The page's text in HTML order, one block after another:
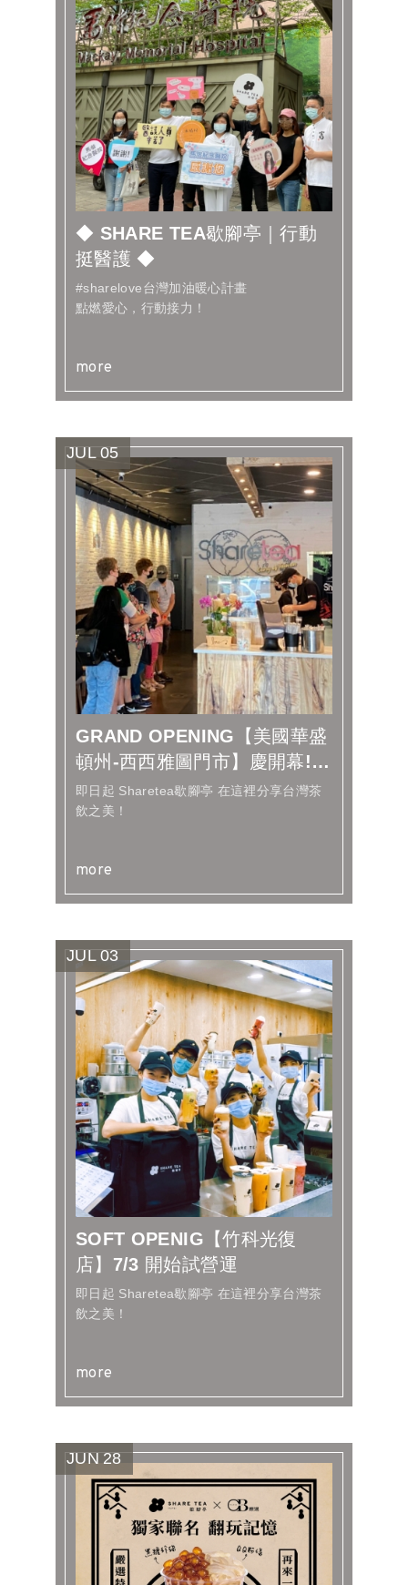
◆ SHARE TEA歇腳亭｜行動
挺醫護 ◆​
#sharelove台灣加油暖心計畫​
點燃愛心，行動接力！​
more
JUL 05
GRAND OPENING【美國華盛
頓州-西西雅圖門市】慶開幕!
Sharete...
即日起 Sharetea歇腳亭 在這裡分享台灣茶
飲之美！
more
JUL 03
SOFT OPENIG【竹科光復
店】7/3 開始試營運
即日起 Sharetea歇腳亭 在這裡分享台灣茶
飲之美！
more
JUN 28